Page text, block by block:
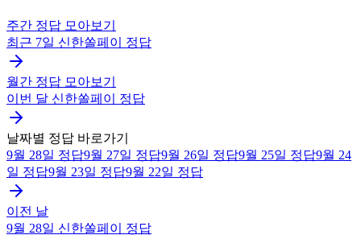
주간 정답 모아보기
최근 7일 신한쏠페이 정답
월간 정답 모아보기
이번 달 신한쏠페이 정답
날짜별 정답 바로가기
9월 28일 정답9월 27일 정답9월 26일 정답9월 25일 정답9월 24
일 정답9월 23일 정답9월 22일 정답
이전 날
9월 28일 신한쏠페이
정답